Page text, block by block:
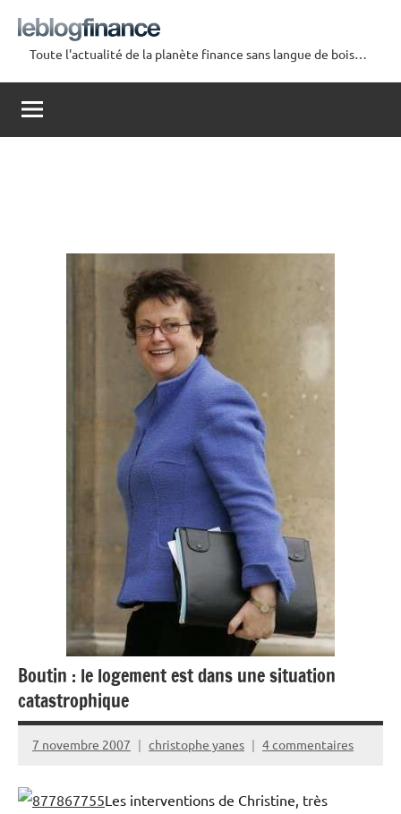
contenu
Le
Blog
Finance
Toute l'actualité de la planète finance sans langue de bois…
Boutin : le logement est dans une situation
catastrophique
7 novembre 2007 christophe yanes 4 commentaires
Les interventions de Christine, très